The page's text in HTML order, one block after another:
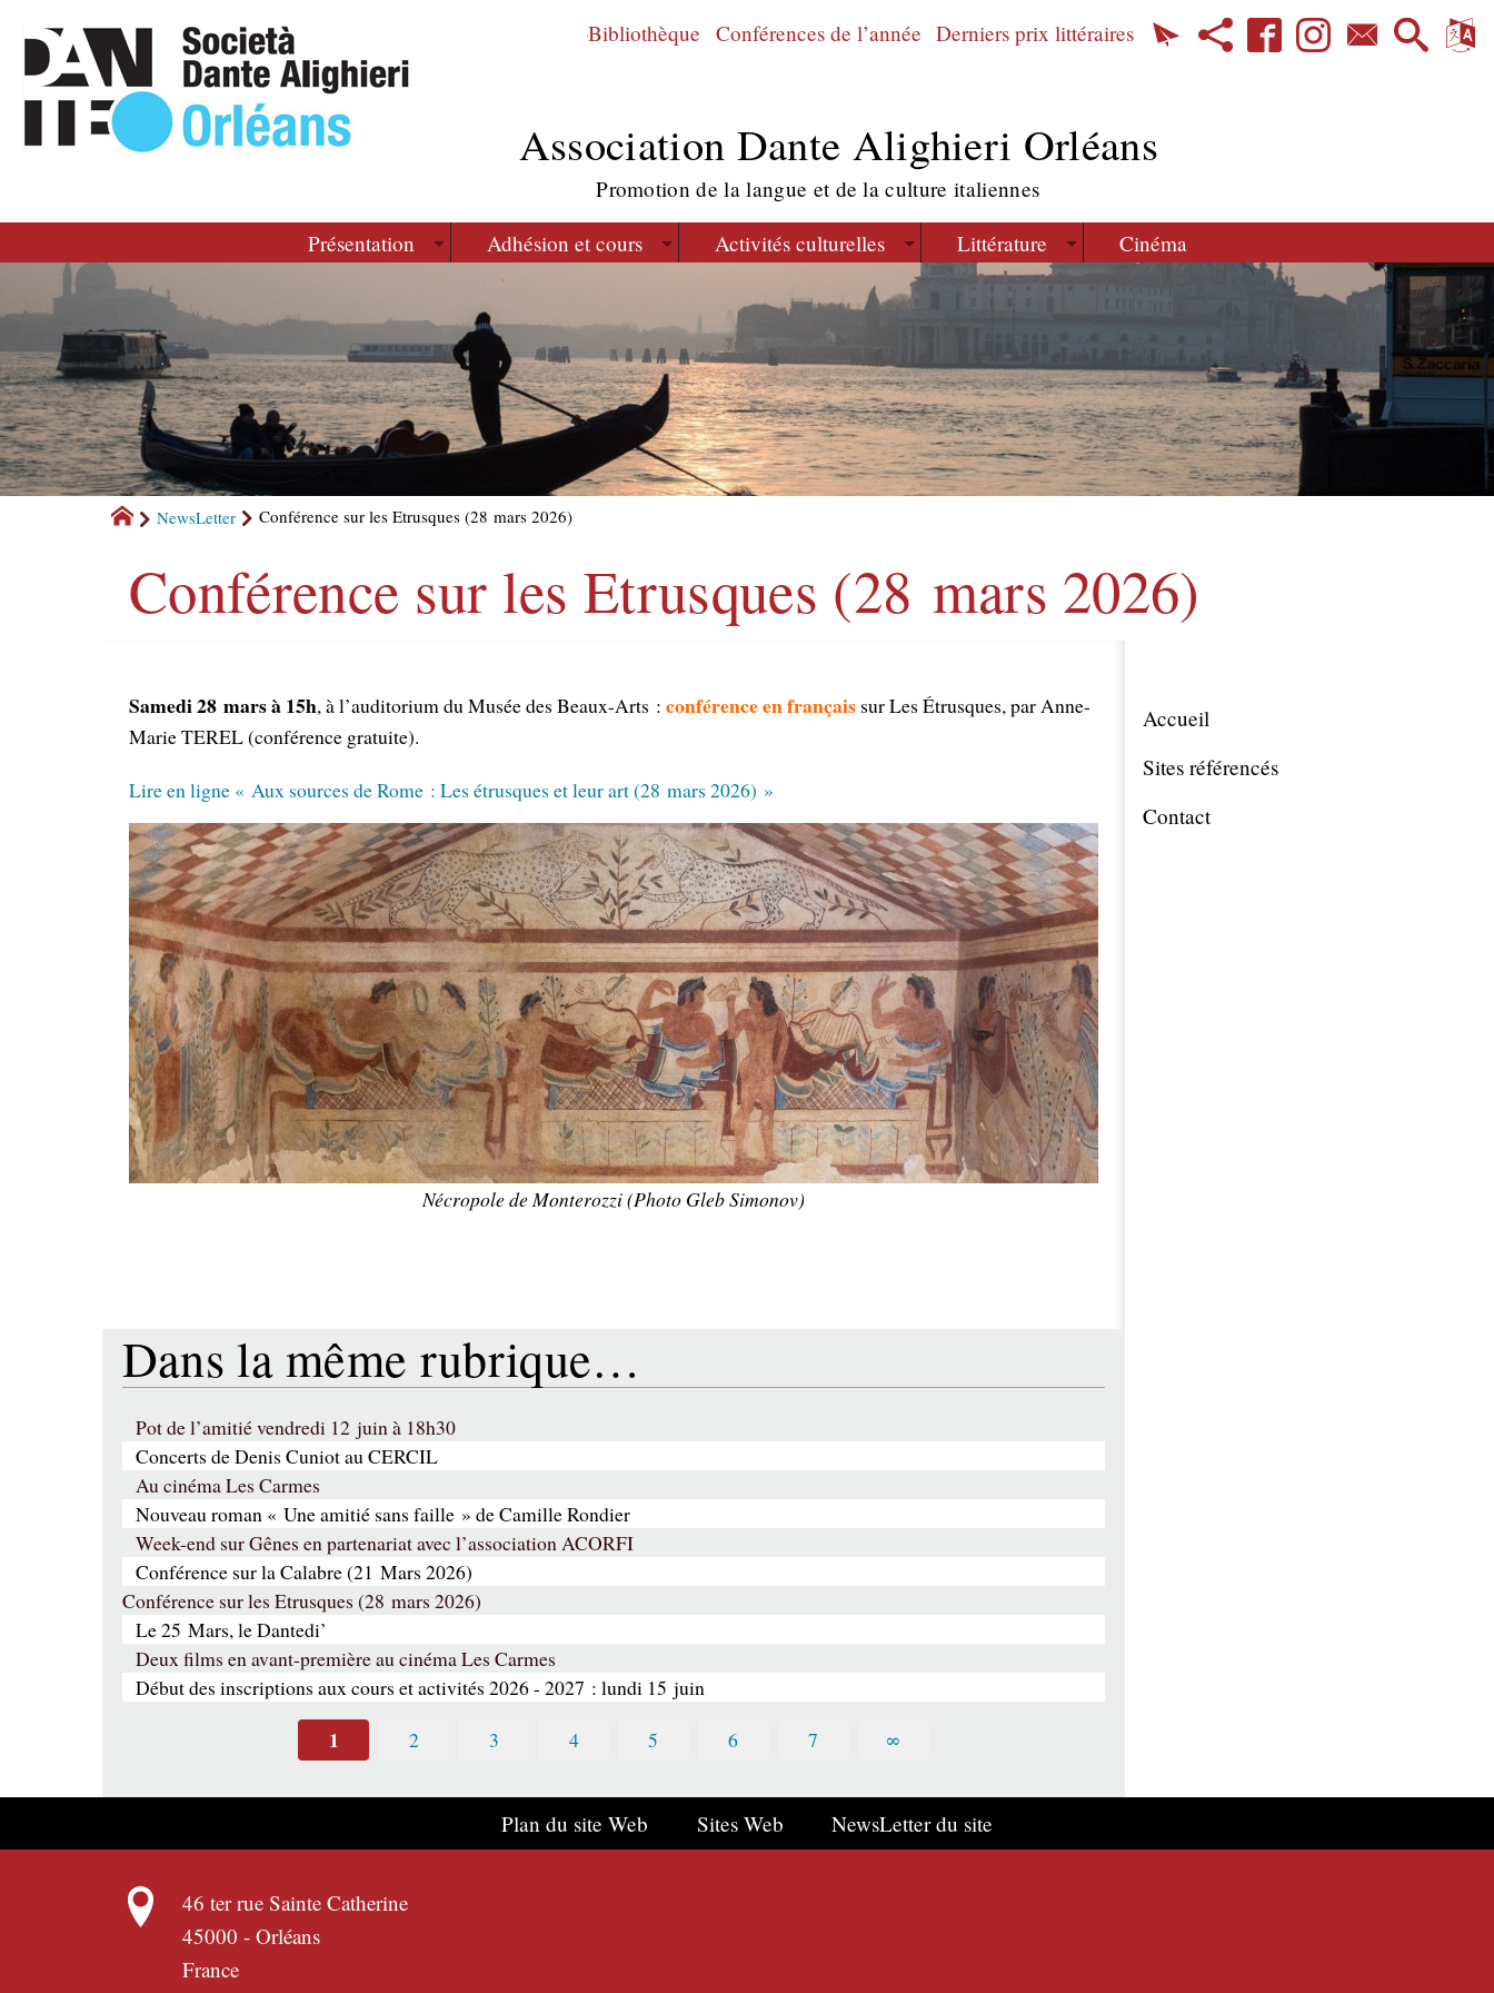
Bibliothèque Conférences de l’année Derniers prix littéraires
Association Dante Alighieri Orléans
Promotion de la langue et de la culture italiennes
Présentation
Adhésion et cours Activités culturelles Littérature Cinéma
NewsLetter Conférence sur les Etrusques (28 mars 2026)
Conférence sur les Etrusques (28 mars 2026)
Samedi 28 mars à 15h, à l’auditorium du Musée des Beaux-Arts : conférence en français sur Les Étrusques, par Anne-
Marie TEREL (conférence gratuite).
Lire en ligne « Aux sources de Rome : Les étrusques et leur art (28 mars 2026) »
Nécropole de Monterozzi (Photo Gleb Simonov)
Dans la même rubrique…
Pot de l’amitié vendredi 12 juin à 18h30
Concerts de Denis Cuniot au CERCIL
Au cinéma Les Carmes
Nouveau roman « Une amitié sans faille » de Camille Rondier
Week-end sur Gênes en partenariat avec l’association ACORFI
Conférence sur la Calabre (21 Mars 2026)
Conférence sur les Etrusques (28 mars 2026)
Le 25 Mars, le Dantedi’
Deux films en avant-première au cinéma Les Carmes
Début des inscriptions aux cours et activités 2026 - 2027 : lundi 15 juin
1 2 3 4 5 6 7 ∞
Accueil
Sites référencés
Contact
Plan du site Web Sites Web NewsLetter du site
46 ter rue Sainte Catherine
45000-Orléans
France